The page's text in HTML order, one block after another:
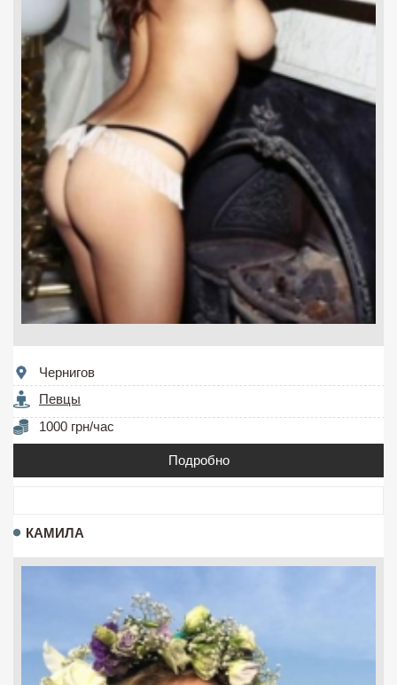
Чернигов
Певцы
1000 грн/час
Подробно
КАМИЛА